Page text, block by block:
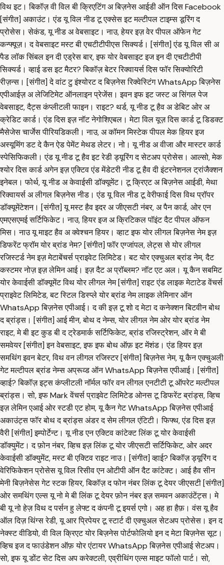
विथ इट। बिकॉज़ वी विल बी क्रिएटिंग अ बिज़नेस आईडी ऑन दिस Facebook
[संगीत] अकाउंट। एंड यू विल नीड टू एक्सेस इट मल्टीपल टाइम्स डूरिंग द
प्रोसेस। सेकंड, यू नीड अ वेबसाइट। नाउ, हेयर इज़ वेर पीपल ऑफेन गेट
कन्फ्यूज़। द वेबसाइट मस्ट बी एचटीटीपीएस सिक्यर्ड। [संगीत] एंड यू विल सी अ
पैड लॉक सिंबल इन दी एड्रेस बार, इफ योर वेबसाइट इज इन दी एचटीटीपी
सिक्यर्ड। व्हाई डस इट मैटर? बिकॉज़ बेटर रिक्वायर्स दिस फॉर सिक्योरिटी
रीज़न्स। [संगीत] दे वांट टु इंश्योरट द बिज़नेस रिक्वेस्टिंग WhatsApp बिज़नेस
एपीआईज़ अ लेजिटिमेट ऑनलाइन प्रेजेंस। इवन इफ इट जस्ट अ सिंगल पेज
वेबसाइट, दैट्स कंप्लीटली फाइन। राइट? थर्ड, यू नीड टू हैव अ डेबिट ओर अ
क्रेडिट कार्ड। एंड दिस इज़ नॉट नेगोशिएबल। मेटा विल यूज़ दिस कार्ड टू डिडक्ट
मैसेजेस चार्जेस पीरियडिकली। नाउ, अ कॉमन मिस्टेक पीपल मेक हियर इज
अस्यूमिंग डट दे कैन ऐड पेमेंट मेथड लेटर। नो। यू नीड अ वीजा और मास्टर कार्ड
स्पेसिफिकली। एंड यू नीड टू हैव इट रेडी ड्यूरिंग द सेटअप प्रोसेस। आल्सो, मेक
श्योर दिस कार्ड अगेन इज़ एक्टिव एंड मेंडेटरी नीड टू हैव दी इंटरनेशनल ट्रांजैक्शन
इनेबल। फोर्थ, यू नीड अ केवाईसी डॉक्यूमेंट। टू क्रिएट अ बिज़नेस आईडी, मेथा
रिक्वायर्स अ लीगल बिज़नेस नीड। एंड यू विल नीड टू वेरीफाई दिस विथ प्रॉपर
डॉक्यूमेंटेशन। [संगीत] यू मस्ट हैव इदर अ जीएसटी नंबर, अ पैन कार्ड, ओर एन
एमएसएमई सर्टिफिकेट। नाउ, हियर इज अ क्रिटिकल पॉइंट दैट पीपल ऑफन
मिस। नाउ यू माइट हैव अ क्वेश्चन हियर। व्हाट इफ योर लीगल बिज़नेस नेम इज़
डिफरेंट फ्रॉम योर ब्रांड नेम? [संगीत] फॉर एग्जांपल, लेट्स से योर लीगल
रजिस्टर्ड नेम इज़ मेटाबेंचर्स प्राइवेट लिमिटेड। बट योर एक्चुअल ब्रांड नेम, दैट
कस्टमर नोज़ इज़ लेमिन आई। इज़ दैट अ प्रॉब्लम? नॉट एट अल। यू कैन सबमिट
योर केवाईसी डॉक्यूमेंट विथ योर लीगल नेम [संगीत] राइट एंड लाइक मेटाटेड वेंचर्स
प्राइवेट लिमिटेड, बट स्टिल डिस्प्ले योर ब्रांड नेम लाइक लेमिनार ऑन
WhatsApp बिज़नेस एपीआई। द की इज़ टू शो द मेटा द कनेक्शन बिटवीन बोथ
द ब्रांड्स। [संगीत] आई मीन, बोथ द नेम्स, योर लीगल नेम ओर योर ब्रांड नेम
राइट, मे बी इट कुड बी द ट्रेडमार्क सर्टिफिकेट, ब्रांड रजिस्ट्रेशन, ऑर मे बी
समवेयर [संगीत] इन वेबसाइट, इफ इफ बोथ ऑफ़ इट मेंशंड। एंड हियर इज़
समथिंग इवन बेटर, विथ वन लीगल रजिस्टर [संगीत] बिज़नेस नेम, यू कैन एक्चुअली
गेट मल्टीपल ब्रांड नेम्स अप्रूव्ड ऑन WhatsApp बिज़नेस एपीआई। [संगीत]
व्हाई? बिकॉज़ इट्स कंप्लीटली नॉर्मल फॉर वन लीगल एनटीटी टू ऑपरेट मल्टीपल
ब्रांड्स। सो, इफ Mark वेंचर्स प्राइवेट लिमिटेड ओनस टू डिफरेंट ब्रांड्स, व्हिच
इज़ लेमिन एआई ओर स्टडी एट होम, यू कैन गेट WhatsApp बिज़नेस एपीआई
अकाउंट्स फॉर बोथ द ब्रांड्स अंडर द सेम लीगल एंटिटी। फिफ्थ, एंड दिस इज़
वैरी [संगीत] इम्पोर्टेन्ट। यू नीड एन एक्टिव कांटेक्ट लिंक टू योर केवाईसी
डॉक्युमेंट। द फ़ोन नंबर, व्हिच इज़ लिंक टू योर जीएसटी सर्टिफिकेट, ओर अदर
केवाईसी डॉक्युमेंट, मस्ट बी एक्टिव राइट नाउ। [संगीत] व्हाई? बिकॉज़ ड्यूरिंग द
वेरिफिकेशन प्रोसेस यू विल रिसीव एन ओटीपी ऑन दैट कांटेक्ट। आई हैव सीन
मेनी बिज़नेसेस गेट स्टक हियर, बिकॉज़ द फोन नंबर लिंक टू देयर जीएसटी [संगीत]
ओर समथिंग एल्स यू नो मे बी लिंक टू देयर फ़ोन नंबर इज़ समवन अकाउंटेंट्स। मे
बी यू नो हेज़ विथ द पर्सन हु लेफ्ट द कंपनी टू इयर्स एगो। अह हा हैफ़। वंस यू हैव
ऑल दिज़ थिंग्स रेडी, यू आर प्रिपेयर टू स्टार्ट दी एक्चुअल सेटअप प्रोसेस। इन द
नेक्स्ट वीडियो, वी विल क्रिएट योर बिज़नेस पोर्टफोलियो इन द मेटा बिज़नेस सूट।
व्हिच इज द फाउंडेशन ऑफ़ योर एंटायर WhatsApp बिज़नेस एपीआई सेटअप।
सो, इफ यू डोंट सेट दिस अप करेक्टली, एव्रीथिंग एल्स माइट फॉलो पार्ट। सो,